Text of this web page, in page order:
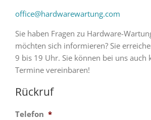
office@hardwarewartung.com
Sie haben Fragen zu Hardware-
möchten sich informieren? Sie
9 bis 19 Uhr. Sie können bei uns auch
Termine vereinbaren!
Rückruf
Telefon *